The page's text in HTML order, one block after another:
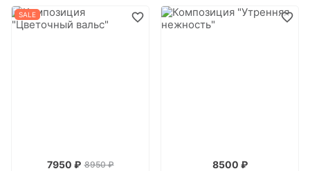
SALE
7950 ₽ 8950 ₽ 8500 ₽